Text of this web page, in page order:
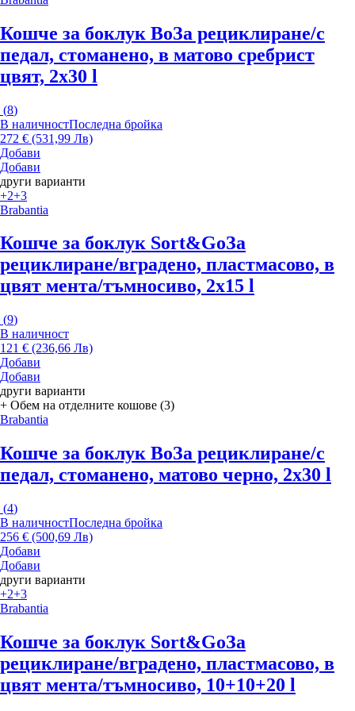
Кошче за боклук BoЗа рециклиране/с
педал, стоманено, в матово сребрист
цвят, 2x30 l
(8)
В наличностПоследна бройка
272 € (531,99 Лв)
Добави
Добави
други варианти
+2+3
Brabantia
Кошче за боклук Sort&GoЗа
рециклиране/вградено, пластмасово, в
цвят мента/тъмносиво, 2x15 l
(9)
В наличност
121 € (236,66 Лв)
Добави
Добави
други варианти
+ Обем на отделните кошове (3)
Brabantia
Кошче за боклук BoЗа рециклиране/с
педал, стоманено, матово черно, 2x30 l
(4)
В наличностПоследна бройка
256 € (500,69 Лв)
Добави
Добави
други варианти
+2+3
Brabantia
Кошче за боклук Sort&GoЗа
рециклиране/вградено, пластмасово, в
цвят мента/тъмносиво, 10+10+20 l